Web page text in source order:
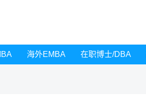
海外EMBA 在职博士/DBA